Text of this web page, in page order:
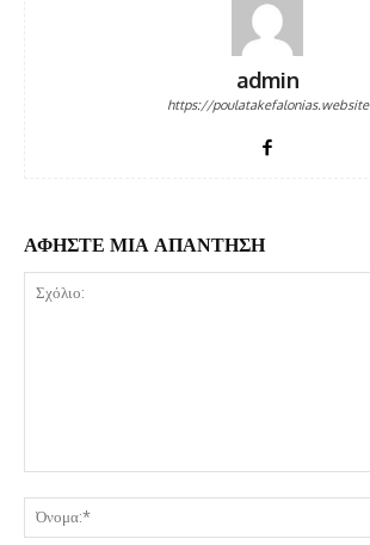
admin
https://poulatakefalonias.website
ΑΦΗΣΤΕ ΜΙΑ ΑΠΑΝΤΗΣΗ